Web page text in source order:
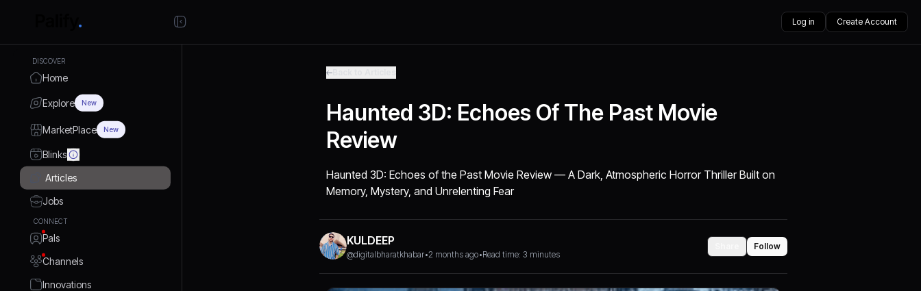
Log in Create Account
DISCOVER
Home
Explore New
MarketPlace New
Blinks
Articles
Jobs
CONNECT
Pals
Channels
Innovations
Haunted 3D: Echoes Of The Past Movie
Review
Haunted 3D: Echoes of the Past Movie Review — A Dark, Atmospheric Horror Thriller Built on
Memory, Mystery, and Unrelenting Fear
KULDEEP
@digitalbharatkhabar•2 months ago•Read time: 3 minutes
Follow